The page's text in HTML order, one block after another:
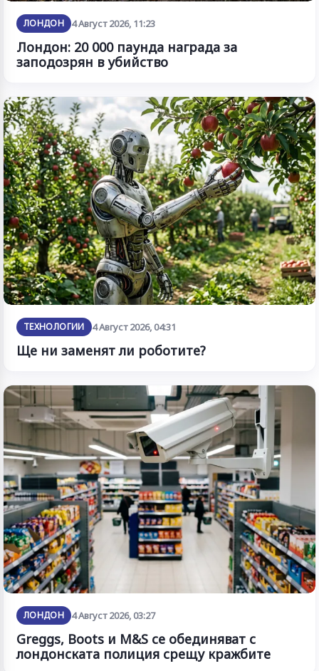
ЛОНДОН 4 Август 2026, 11:23
Лондон: 20 000 паунда награда за
заподозрян в убийство
ТЕХНОЛОГИИ 4 Август 2026, 04:31
Ще ни заменят ли роботите?
ЛОНДОН 4 Август 2026, 03:27
Greggs, Boots и M&S се обединяват с
лондонската полиция срещу кражбите